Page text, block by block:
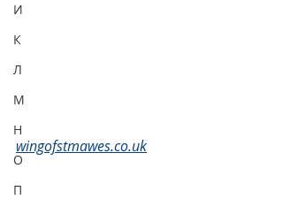
И
К
Л
М
Н
О
П
wingofstmawes.co.uk